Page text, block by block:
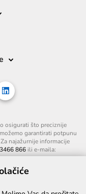
osigurati što preciznije
garantirati potpunu
najažurnije informacije
866 ili e-maila:
.